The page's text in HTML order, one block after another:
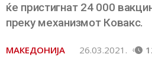
ќе пристигнат 24 000
преку механизмот Ковакс.
МАКЕДОНИЈА 26.03.2021.